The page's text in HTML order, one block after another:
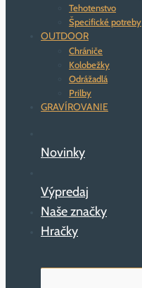
Tehotenstvo
Špecifické potreby
OUTDOOR
Chrániče
Kolobežky
Odrážadlá
Prilby
GRAVÍROVANIE
Novinky
Výpredaj
Naše značky
Hračky